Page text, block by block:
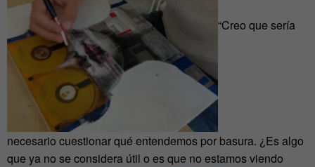
“Creo que sería
necesario cuestionar qué entendemos por basura. ¿Es algo
que ya no se considera útil o es que no estamos viendo